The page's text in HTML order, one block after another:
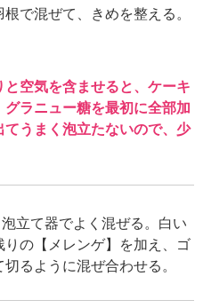
で混ぜて、きめを整える。
と空気を含ませると、ケーキ
ラニュー糖を最初に全部加
てうまく泡立たないので、少
立て器でよく混ぜる。白い
の【メレンゲ】を加え、ゴ
るように混ぜ合わせる。